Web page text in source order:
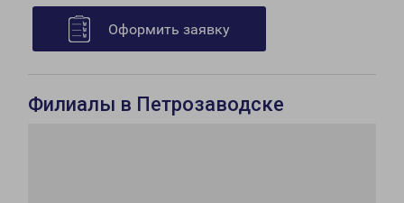
Оформить заявку
Филиалы в Петрозаводске